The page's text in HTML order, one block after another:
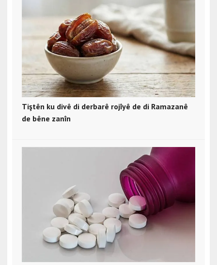
Tiştên ku divê di derbarê rojîyê de di Ramazanê
de bêne zanîn